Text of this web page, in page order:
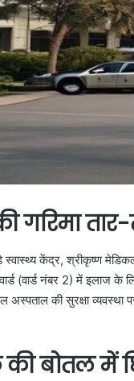
गरिमा तार-
स्वास्थ्य केंद्र, श्रीकृष्ण
(वार्ड नंबर 2) में इलाज के
की सुरक्षा व्यवस्था
की बोतल में